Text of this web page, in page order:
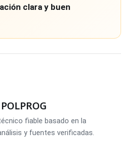
clara y buen
fiable basado en la
y fuentes verificadas.